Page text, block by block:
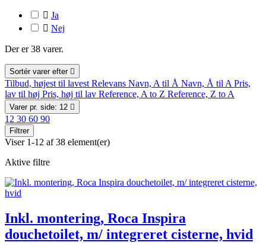
 Ja
 Nej
Der er 38 varer.
Sortér varer efter 
Tilbud, højest til lavest Relevans Navn, A til Å Navn, Å til A Pris,
lav til høj Pris, høj til lav Reference, A to Z Reference, Z to A
Varer pr. side: 12 
12 30 60 90
Filtrer
Viser 1-12 af 38 element(er)
Aktive filtre
Inkl. montering, Roca Inspira
douchetoilet, m/ integreret cisterne, hvid